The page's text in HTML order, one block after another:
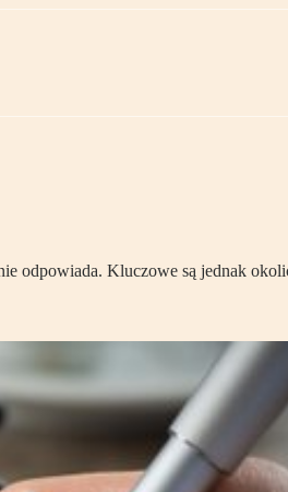
odpowiada. Kluczowe są jednak